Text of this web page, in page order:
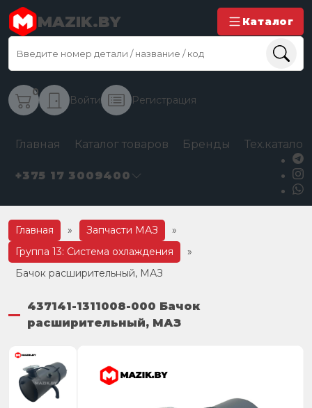
MAZIK.BY Каталог
0
Войти Регистрация
Главная Каталог товаров Бренды
+375 17 3009400
Главная » Запчасти МАЗ
»
Группа 13: Система охлаждения
»
Бачок расширительный, МАЗ
437141-1311008-000 Бачок
расширительный, МАЗ